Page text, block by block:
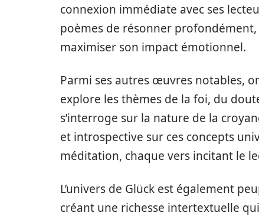
connexion immédiate avec ses
poèmes de résonner
maximiser son impact émotionnel.
Parmi ses autres œuvres notables,
explore les thèmes de la foi, du
s’interroge sur la nature de la
et introspective sur ces concepts
méditation, chaque vers incitant le
L’univers de Glück est également
créant une richesse intertextuelle